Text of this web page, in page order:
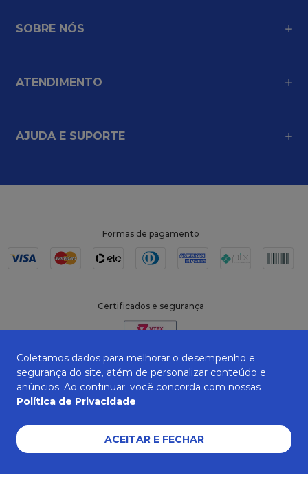
SOBRE NÓS
ATENDIMENTO
AJUDA E SUPORTE
Formas de pagamento
Certificados e segurança
ZANEPAN 2022 | CNPJ: 04.319.228/0001-08 | AVENIDA MAURO MIRANDA
Coletamos dados para melhorar o desempenho e
segurança do site, atém de personalizar conteúdo e
anúncios. Ao continuar, você concorda com nossas
Política de Privacidade.
ACEITAR E FECHAR